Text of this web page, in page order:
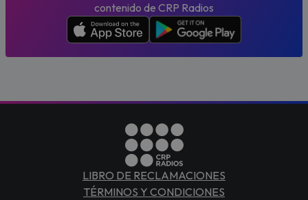
contenido de CRP Radios
LIBRO DE RECLAMACIONES
TÉRMINOS Y CONDICIONES